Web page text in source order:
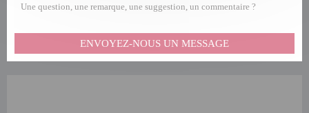
Une question, une remarque, une suggestion, un commentaire ?
ENVOYEZ-NOUS UN MESSAGE